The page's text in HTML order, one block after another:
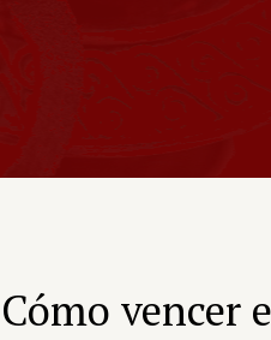
Cómo vencer